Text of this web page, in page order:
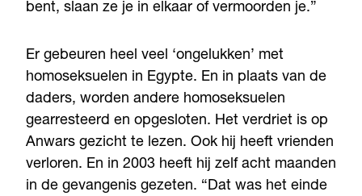
bent, slaan ze je in elkaar of vermoorden je.”
Er gebeuren heel veel ‘ongelukken’ met
homoseksuelen in Egypte. En in plaats van de
daders, worden andere homoseksuelen
gearresteerd en opgesloten. Het verdriet is op
Anwars gezicht te lezen. Ook hij heeft vrienden
verloren. En in 2003 heeft hij zelf acht maanden
in de gevangenis gezeten. “Dat was het einde